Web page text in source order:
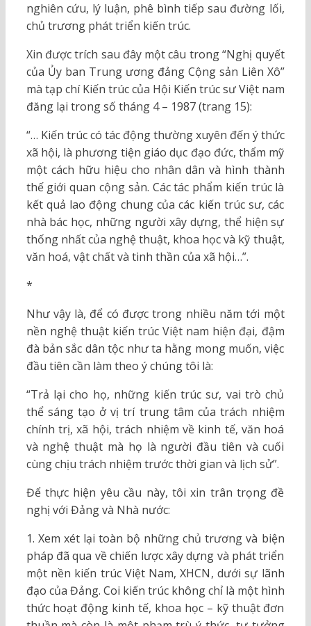
nghiên cứu, lý luận, phê bình tiếp sau đường lối,
chủ trương phát triển kiến trúc.
Xin được trích sau đây một câu trong “Nghị quyết
của Ủy ban Trung ương đảng Cộng sản Liên Xô”
mà tạp chí Kiến trúc của Hội Kiến trúc sư Việt nam
đăng lại trong số tháng 4 – 1987 (trang 15):
“… Kiến trúc có tác động thường xuyên đến ý thức
xã hội, là phương tiện giáo dục đạo đức, thẩm mỹ
một cách hữu hiệu cho nhân dân và hình thành
thế giới quan cộng sản. Các tác phẩm kiến trúc là
kết quả lao động chung của các kiến trúc sư, các
nhà bác học, những người xây dựng, thể hiện sự
thống nhất của nghệ thuật, khoa học và kỹ thuật,
văn hoá, vật chất và tinh thần của xã hội…”.
*
Như vậy là, để có được trong nhiều năm tới một
nền nghệ thuật kiến trúc Việt nam hiện đại, đậm
đà bản sắc dân tộc như ta hằng mong muốn, việc
đầu tiên cần làm theo ý chúng tôi là:
“Trả lại cho họ, những kiến trúc sư, vai trò chủ
thể sáng tạo ở vị trí trung tâm của trách nhiệm
chính trị, xã hội, trách nhiệm về kinh tế, văn hoá
và nghệ thuật mà họ là người đầu tiên và cuối
cùng chịu trách nhiệm trước thời gian và lịch sử”.
Để thực hiện yêu cầu này, tôi xin trân trọng đề
nghị với Đảng và Nhà nước:
1. Xem xét lại toàn bộ những chủ trương và biện
pháp đã qua về chiến lược xây dựng và phát triển
một nền kiến trúc Việt Nam, XHCN, dưới sự lãnh
đạo của Đảng. Coi kiến trúc không chỉ là một hình
thức hoạt động kinh tế, khoa học – kỹ thuật đơn